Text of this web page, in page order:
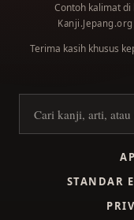
Contoh kalimat
Kanji.Jepang.org
Terima kasih khusus
Cari kanji
STANDAR